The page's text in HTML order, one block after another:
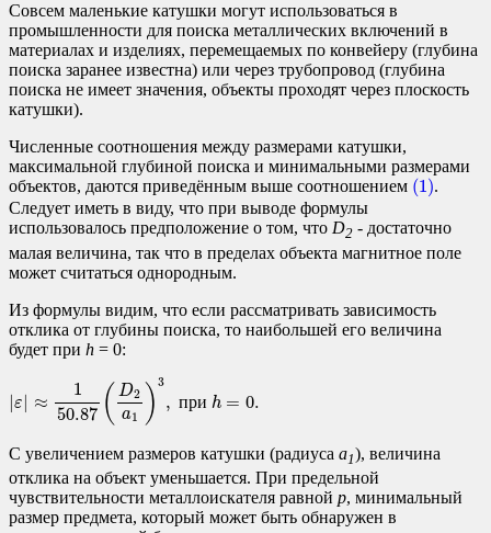
Совсем маленькие катушки могут использоваться в
промышленности для поиска металлических включений в
материалах и изделиях, перемещаемых по конвейеру (глубина
поиска заранее известна) или через трубопровод (глубина
поиска не имеет значения, объекты проходят через плоскость
катушки).
Численные соотношения между размерами катушки,
максимальной глубиной поиска и минимальными размерами
объектов, даются приведённым выше соотношением (1)
(1).
Следует иметь в виду, что при выводе формулы
использовалось предположение о том, что D2 - достаточно
малая величина, так что в пределах объекта магнитное поле
может считаться однородным.
Из формулы видим, что если рассматривать зависимость
отклика от глубины поиска, то наибольшей его величина
будет при h = 0:
|ε| ≈
1
50.87 ( D2
a1 ) 3
, при h = 0.
D 1 3,
С увеличением размеров катушки (радиуса a1), величина
отклика на объект уменьшается. При предельной
чувствительности металлоискателя равной p, минимальный
размер предмета, который может быть обнаружен в